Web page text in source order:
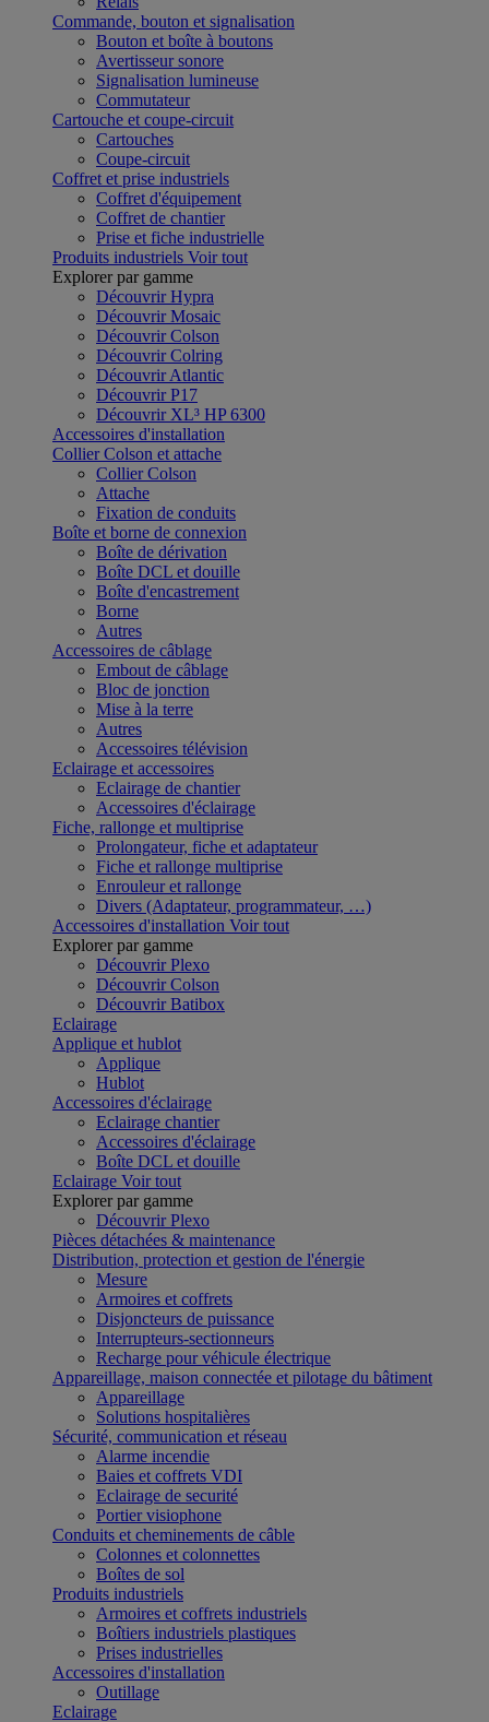
Commande, bouton et signalisation
Bouton et boîte à boutons
Avertisseur sonore
Signalisation lumineuse
Commutateur
Cartouche et coupe-circuit
Cartouches
Coupe-circuit
Coffret et prise industriels
Coffret d'équipement
Coffret de chantier
Prise et fiche industrielle
Produits industriels Voir tout
Explorer par gamme
Découvrir Hypra
Découvrir Mosaic
Découvrir Colson
Découvrir Colring
Découvrir Atlantic
Découvrir P17
Découvrir XL³ HP 6300
Accessoires d'installation
Collier Colson et attache
Collier Colson
Attache
Fixation de conduits
Boîte et borne de connexion
Boîte de dérivation
Boîte DCL et douille
Boîte d'encastrement
Borne
Autres
Accessoires de câblage
Embout de câblage
Bloc de jonction
Mise à la terre
Autres
Accessoires télévision
Eclairage et accessoires
Eclairage de chantier
Accessoires d'éclairage
Fiche, rallonge et multiprise
Prolongateur, fiche et adaptateur
Fiche et rallonge multiprise
Enrouleur et rallonge
Divers (Adaptateur, programmateur, …)
Accessoires d'installation Voir tout
Explorer par gamme
Découvrir Plexo
Découvrir Colson
Découvrir Batibox
Eclairage
Applique et hublot
Applique
Hublot
Accessoires d'éclairage
Eclairage chantier
Accessoires d'éclairage
Boîte DCL et douille
Eclairage Voir tout
Explorer par gamme
Découvrir Plexo
Pièces détachées & maintenance
Distribution, protection et gestion de l'énergie
Mesure
Armoires et coffrets
Disjoncteurs de puissance
Interrupteurs-sectionneurs
Recharge pour véhicule électrique
Appareillage, maison connectée et pilotage du bâtiment
Appareillage
Solutions hospitalières
Sécurité, communication et réseau
Alarme incendie
Baies et coffrets VDI
Eclairage de securité
Portier visiophone
Conduits et cheminements de câble
Colonnes et colonnettes
Boîtes de sol
Produits industriels
Armoires et coffrets industriels
Boîtiers industriels plastiques
Prises industrielles
Accessoires d'installation
Outillage
Eclairage